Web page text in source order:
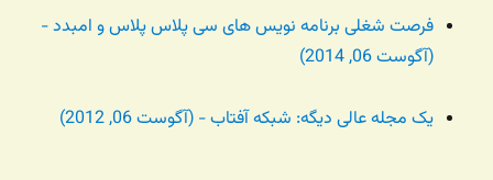
فرصت شغلی برنامه نویس های سی پلاس پلاس و امبدد -
(آگوست 06, 2014)
یک مجله عالی دیگه: شبکه آفتاب - (آگوست 06, 2012)